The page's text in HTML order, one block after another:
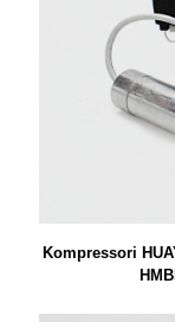
Kompressori